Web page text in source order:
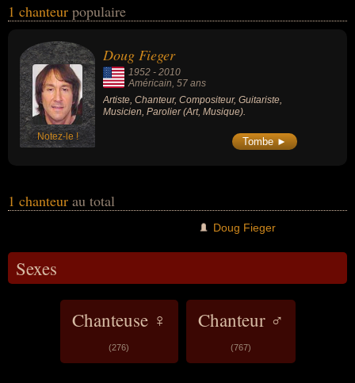
variés dans les domaines de l'art ou de la musique. Ces célébrités
musicien ou parolier. En ce qui concerne leurs nationalités au
moment de leurs morts, ils peuvent avoir été américain par
exemple.
1 chanteur populaire
Notez-le !
Doug Fieger
1952 - 2010
Américain, 57 ans
Artiste, Chanteur, Compositeur, Guitariste,
Musicien, Parolier (Art, Musique).
Tombe ►
1 chanteur au total
Doug Fieger
Sexes
Chanteuse ♀
(276)
Chanteur ♂
(767)